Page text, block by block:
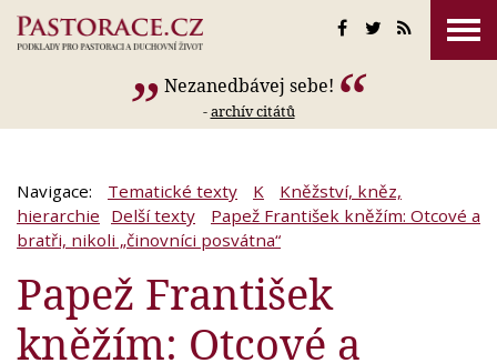
Nezanedbávej sebe!
-archív citátů
Navigace: Tematické texty K
Kněžství, kněz,
hierarchie Delší texty
Papež František kněžím: Otcové a
bratři, nikoli „činovníci posvátna“
Papež František
kněžím: Otcové a